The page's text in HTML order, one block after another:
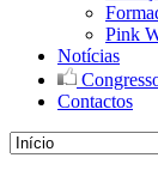
Pink
Notícias
Contactos